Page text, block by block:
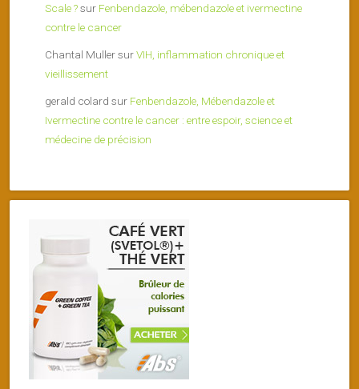
Scale ?sur Fenbendazole, mébendazole et ivermectine
contre le cancer
Chantal MullersurVIH, inflammation chronique et
vieillissement
gerald colard sur Fenbendazole, Mébendazole et
Ivermectine contre le cancer : entre espoir, science et
médecine de précision